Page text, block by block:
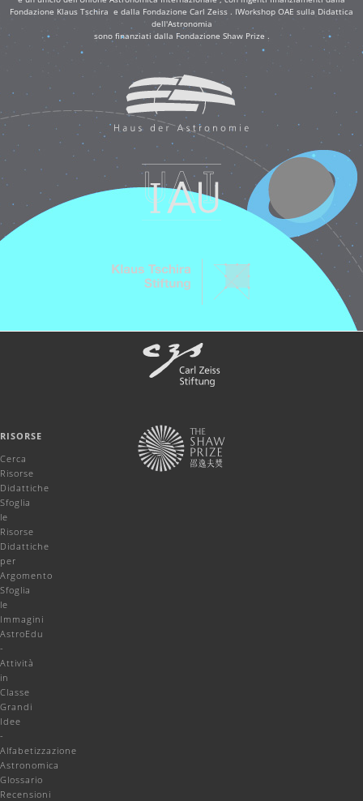
Fondazione Klaus Tschira e dalla Fondazione Carl Zeiss . IWorkshop OAE sulla Didattica
dell'Astronomia
sono finanziati dalla Fondazione Shaw Prize .
RISORSE
Cerca
Risorse
Didattiche
Sfoglia
le
Risorse
Didattiche
per
Argomento
Sfoglia
le
Immagini
AstroEdu
-
Attività
in
Classe
Grandi
Idee
-
Alfabetizzazione
Astronomica
Glossario
Recensioni